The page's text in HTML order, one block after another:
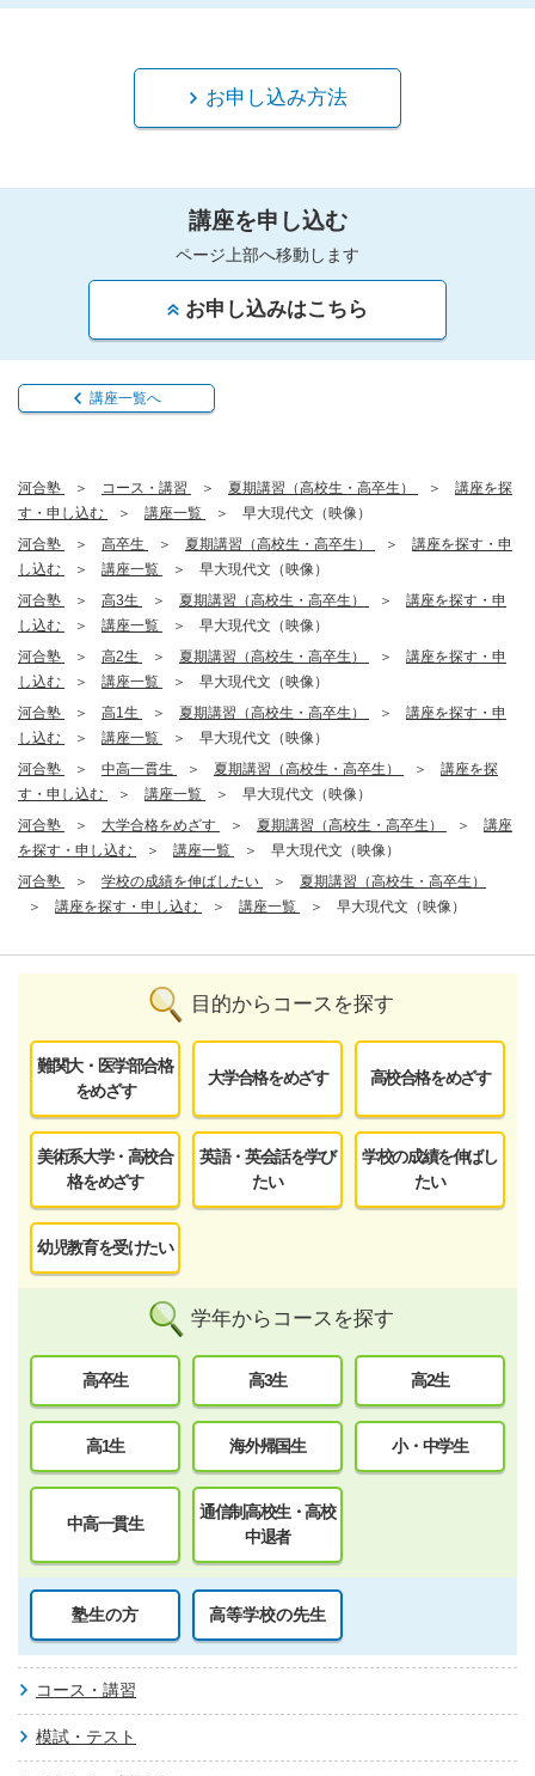
お申し込み方法
講座を申し込む
ページ上部へ移動します
お申し込みはこちら
講座一覧へ
河合塾 コース・講習 夏期講習（高校生・高卒生）
講座を探
す・申し込む
講座一覧
早大現代文（映像）
河合塾
高卒生 夏期講習（高校生・高卒生）
講座を探す・申
し込む
講座一覧
早大現代文（映像）
河合塾
高3生 夏期講習（高校生・高卒生）
講座を探す・申
し込む
講座一覧
早大現代文（映像）
河合塾
高2生 夏期講習（高校生・高卒生）
講座を探す・申
し込む
講座一覧
早大現代文（映像）
河合塾
高1生 夏期講習（高校生・高卒生）
講座を探す・申
し込む
講座一覧
早大現代文（映像）
河合塾
中高一貫生 夏期講習（高校生・高卒生）
講座を探
す・申し込む
講座一覧
早大現代文（映像）
河合塾
大学合格をめざす 夏期講習（高校生・高卒生）
講座
を探す・申し込む
講座一覧
早大現代文（映像）
河合塾
学校の成績を伸ばしたい
夏期講習（高校生・高卒生）
講座を探す・申し込む
講座一覧 早大現代文（映像）
目的からコースを探す
難関大・医学部合格
をめざす
大学合格をめざす 高校合格をめざす
美術系大学・高校合
格をめざす
英語・英会話を学び
たい
学校の成績を伸ばし
たい
幼児教育を受けたい
学年からコースを探す
高卒生 高3生 高2生
高1生 海外帰国生 小・中学生
中高一貫生
通信制高校生・高校
中退者
塾生の方 高等学校の先生
コース・講習
模試・テスト